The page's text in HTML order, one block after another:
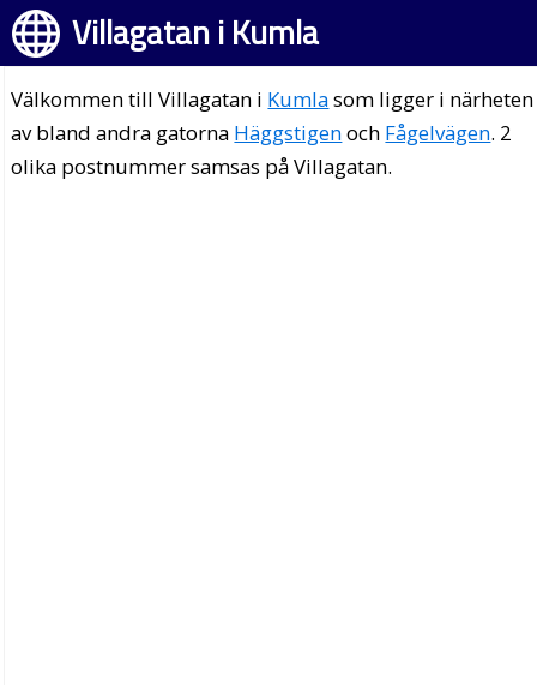
Villagatan i Kumla
Välkommen till Villagatan i Kumlasom ligger i närheten
av bland andra gatorna Häggstigenoch Fågelvägen. 2
olika postnummer samsas på Villagatan.